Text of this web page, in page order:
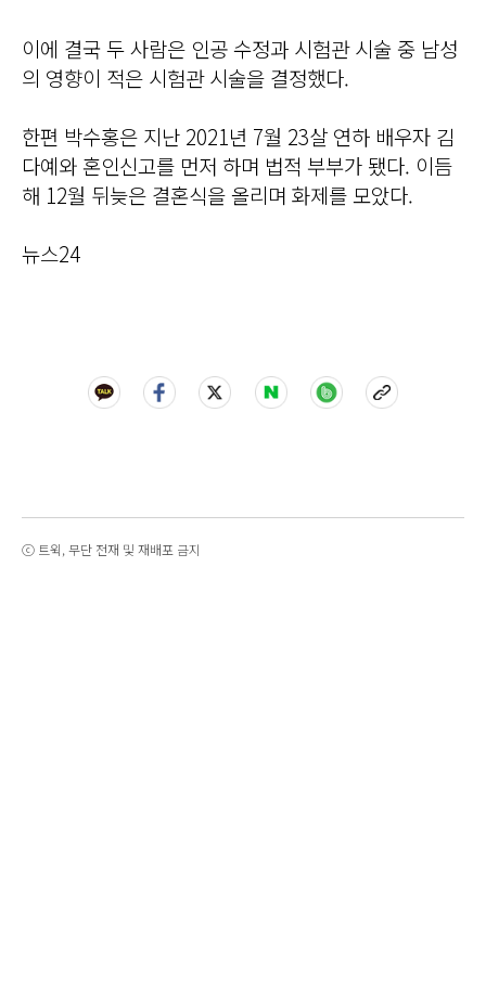
이에 결국 두 사람은 인공 수정과 시험관 시술 중 남성
의 영향이 적은 시험관 시술을 결정했다.
한편 박수홍은 지난 2021년 7월 23살 연하 배우자 김
다예와 혼인신고를 먼저 하며 법적 부부가 됐다. 이듬
해 12월 뒤늦은 결혼식을 올리며 화제를 모았다.
뉴스24
ⓒ 트윅, 무단 전재 및 재배포 금지